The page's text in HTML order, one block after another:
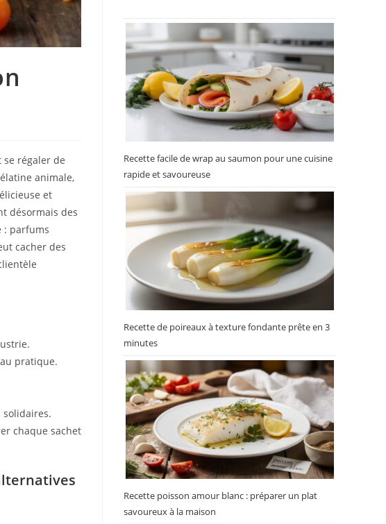
se régaler de
animale,
et
désormais des
: parfums
cacher des
pratique.
solidaires.
chaque sachet
Recette facile de wrap au saumon pour une cuisine
rapide et savoureuse
Recette de poireaux à texture fondante prête en 3
minutes
Recette poisson amour blanc : préparer un plat
savoureux à la maison